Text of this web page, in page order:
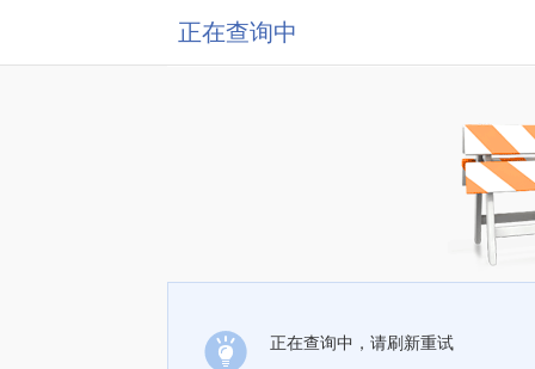
正在查询中
正在查询中，请刷新重试